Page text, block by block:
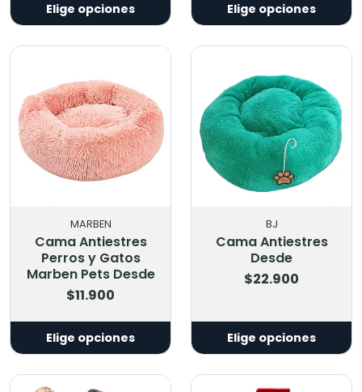
Elige opciones Elige opciones
MARBEN
Cama Antiestres
Perros y Gatos
Marben Pets Desde
$11.900
Elige opciones
BJ
Cama Antiestres
Desde
$22.900
Elige opciones